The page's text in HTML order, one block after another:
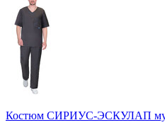
Костюм СИРИУС-ЭСКУЛАП